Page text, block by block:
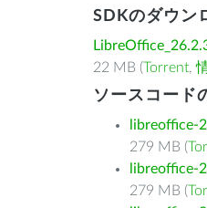
SDKのダウン
22 MB (Torrent,
ソースコード
libreoffice-
279 MB (
libreoffice-
279 MB (